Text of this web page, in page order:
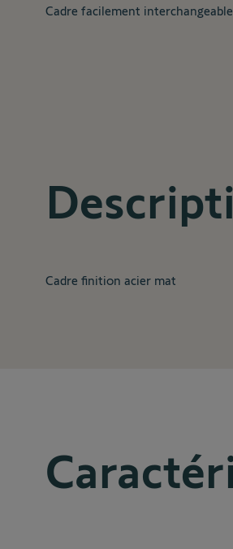
Cadre facilement
Cadre finition acier mat